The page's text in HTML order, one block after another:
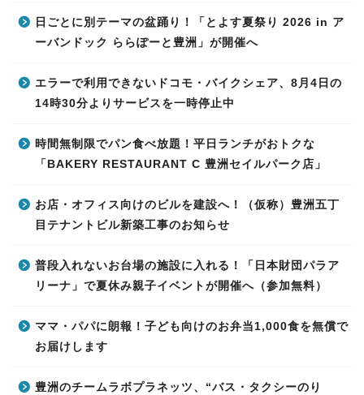
日ごとに別テーマの盆踊り！「とよす夏祭り 2026 in ア
ーバンドック ららぽーと豊洲」が開催へ
エラーで利用できないドコモ・バイクシェア、8月4日の
14時30分よりサービスを一時停止中
時間無制限でパン食べ放題！平日ランチがおトクな
「BAKERY RESTAURANT C 豊洲セイルパーク店」
お店・オフィス向けのビルを建設へ！（仮称）豊洲五丁
目テナントビル新築工事のお知らせ
普段入れないお台場の施設に入れる！「日本財団パラア
リーナ」で夏休み親子イベントが開催へ（参加無料）
ママ・パパに朗報！子ども向けのお弁当1,000食を無償で
お届けします
豊洲のチームラボプラネッツ、“バス・タクシーのり